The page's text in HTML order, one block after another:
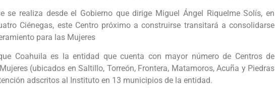
se realiza desde el Gobierno que dirige Miguel Ángel Riquelme Solís, en
Ciénegas, este Centro próximo a construirse transitará a consolidarse
para las Mujeres
Coahuila es la entidad que cuenta con mayor número de Centros de
(ubicados en Saltillo, Torreón, Frontera, Matamoros, Acuña y Piedras
adscritos al Instituto en 13 municipios de la entidad.